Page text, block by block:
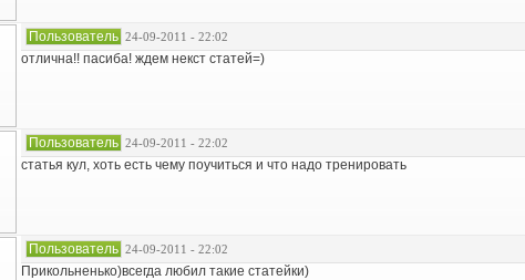
Пользователь 24-09-2011 - 22:02
отлична!! пасиба! ждем некст статей=)
Пользователь 24-09-2011 - 22:02
статья кул, хоть есть чему поучиться и что надо тренировать
Пользователь 24-09-2011 - 22:02
Прикольненько)всегда любил такие статейки)